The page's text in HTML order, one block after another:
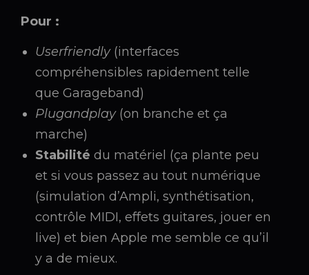
Pour :
Userfriendly (interfaces
compréhensibles rapidement telle
que Garageband)
Plugandplay (on branche et ça
marche)
Stabilité du matériel (ça plante peu
et si vous passez au tout numérique
(simulation d’Ampli, synthétisation,
contrôle MIDI, effets guitares, jouer en
live) et bien Apple me semble ce qu’il
y a de mieux.